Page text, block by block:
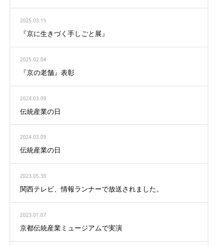
2025.03.15
『京に生きづく手しごと展』
2025.02.04
『京の老舗』表彰
2024.03.09
伝統産業の日
2024.03.09
伝統産業の日
2023.05.30
関西テレビ、情報ランナーで放送されました。
2023.01.07
京都伝統産業ミュージアムで実演